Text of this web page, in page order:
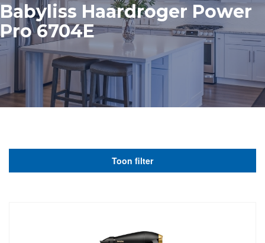
Babyliss Haardroger Power
Pro 6704E
Toon filter